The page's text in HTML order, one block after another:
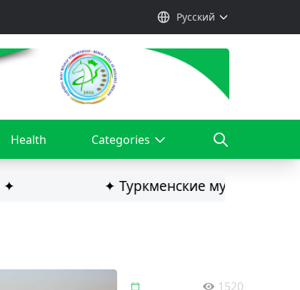
Русский
Health Categories
✦ Туркменские музыканты
1520